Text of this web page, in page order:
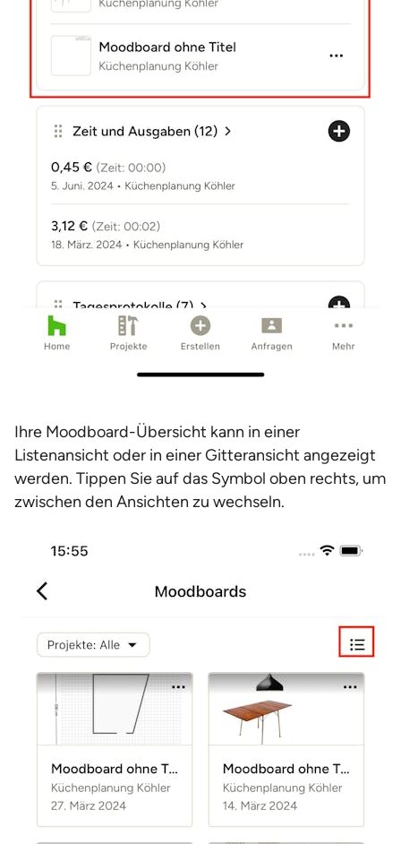
Ihre Moodboard-Übersicht kann in einer
Listenansicht oder in einer Gitteransicht angezeigt
werden. Tippen Sie auf das Symbol oben rechts, um
zwischen den Ansichten zu wechseln.